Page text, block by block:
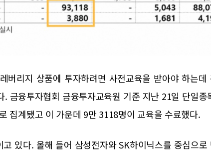
버리지 상품에 투자하려면 사전교육을 받아야 하는데
금융투자협회 금융투자교육원 기준 지난 21일 단일종
집계됐고 이 가운데 9만 3118명이 교육을 수료했다.
있다. 올해 들어 삼성전자와 SK하이닉스를 중심으로